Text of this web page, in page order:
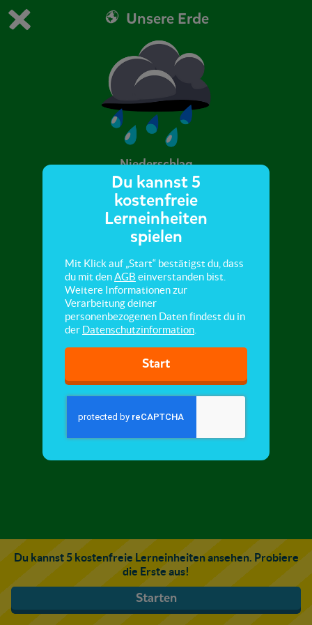
Du spielst die kostenfreie Testversion von scoyo.
Jetzt bestellen
0
Unsere Erde
Niederschlag
Hier lernst du, was neben Regen noch zum
Niederschlag gehört.
Du kannst 5 kostenfreie Lerneinheiten ansehen. Probiere
die Erste aus!
Starten
Du kannst 5
kostenfreie
Lerneinheiten
spielen
Mit Klick auf „Start“ bestätigst du, dass
du mit denAGB einverstanden bist.
Weitere Informationen zur
Verarbeitung deiner
personenbezogenen Daten findest du in
der Datenschutzinformation
Start